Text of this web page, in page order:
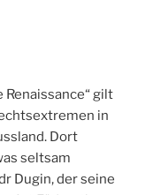
Renaissance“ gilt
in
Dort
seltsam
Dugin, der seine